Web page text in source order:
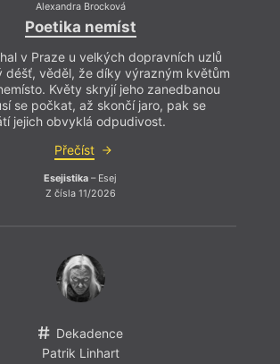
Alexandra Brocková
Poetika nemíst
v Praze u velkých dopravních uzlů
déšť, věděl, že díky výrazným květům
Květy skryjí jeho zanedbanou
se počkat, až skončí jaro, pak se
jejich obvyklá odpudivost.
Přečíst
Esejistika – Esej
Z čísla 11/2026
Dekadence
Patrik Linhart